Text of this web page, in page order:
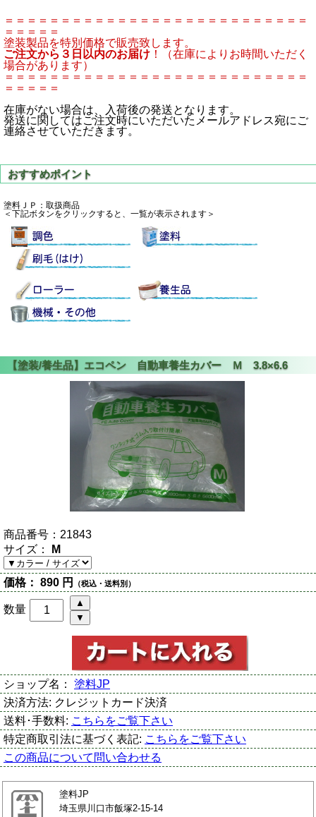
＝＝＝＝＝＝＝＝＝＝＝＝＝＝＝＝＝＝＝＝＝＝＝＝＝＝＝
＝＝＝＝＝
塗装製品を特別価格で販売致します。
ご注文から３日以内のお届け ！（在庫によりお時間いただく
場合があります）
＝＝＝＝＝＝＝＝＝＝＝＝＝＝＝＝＝＝＝＝＝＝＝＝＝＝＝
＝＝＝＝＝
在庫がない場合は、入荷後の発送となります。
発送に関してはご注文時にいただいたメールアドレス宛にご
連絡させていただきます。
塗料ＪＰ：取扱商品
＜下記ボタンをクリックすると、一覧が表示されます＞
商品番号： 21843
サイズ： M
価格： 890 円 （税込・送料別）
数量
ショップ名： 塗料JP
決済方法: クレジットカード決済
送料･手数料: こちらをご覧下さい
特定商取引法に基づく表記: こちらをご覧下さい
この商品について問い合わせる
塗料JP
埼玉県川口市飯塚2-15-14